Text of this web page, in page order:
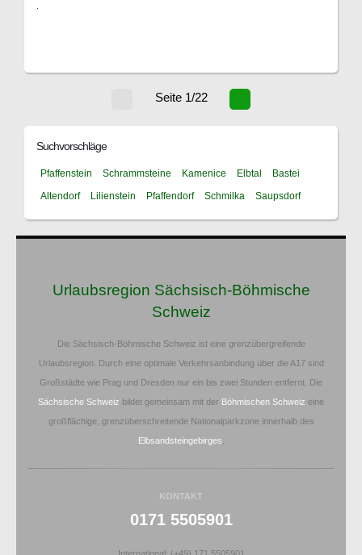
Seite 1/22
Suchvorschläge
Pfaffenstein Schrammsteine Kamenice Elbtal
Bastei
Altendorf
Lilienstein Pfaffendorf Schmilka Saupsdorf
Urlaubsregion Sächsisch-Böhmische
Schweiz
Die Sächsisch-Böhmische Schweiz ist eine grenzübergreifende
Urlaubsregion. Durch eine optimale Verkehrsanbindung über die A17 sind
Großstädte wie Prag und Dresden nur ein bis zwei Stunden entfernt. Die
Sächsische Schweiz bildet gemeinsam mit der Böhmischen Schweiz eine
großflächige, grenzüberschreitende Nationalparkzone innerhalb des
Elbsandsteingebirges
KONTAKT
0171 5505901